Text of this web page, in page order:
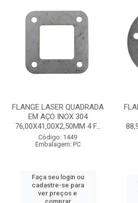
FLANGE LASER QUADRADA
EM AÇO INOX 304
76,00X41,00X2,50MM 4 F...
Código: 1449
Embalagem: PC
Faça seu login ou
cadastre-se para
ver preços e
comprar